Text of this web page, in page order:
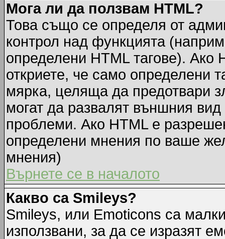
Мога ли да ползвам HTML?
Това също се определя от
контрол над функцията
определени HTML тагове).
откриете, че само определени
мярка, целяща да предотвари
могат да развалят външния
проблеми. Ако HTML е
определени мнения по ваше
мнения)
Върнете се в началото
Какво са Smileys?
Smileys, или Emoticons са
използвани, за да се изразят